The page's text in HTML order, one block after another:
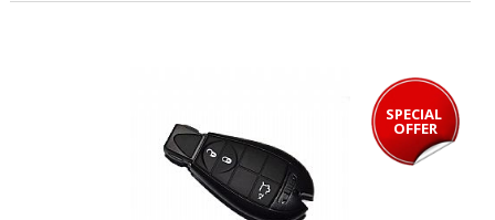
SPECIAL
OFFER